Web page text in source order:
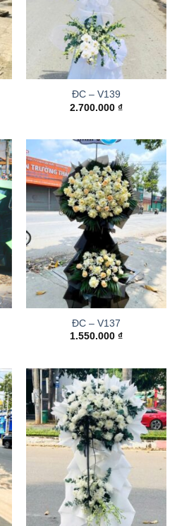
ĐC – V139
2.700.000 ₫
ĐC – V137
1.550.000 ₫